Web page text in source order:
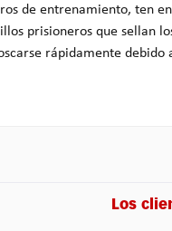
de entrenamiento, ten en
prisioneros que sellan
rápidamente debido
Los